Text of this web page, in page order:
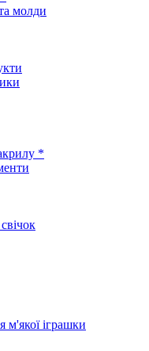
молди
*
м'якої іграшки